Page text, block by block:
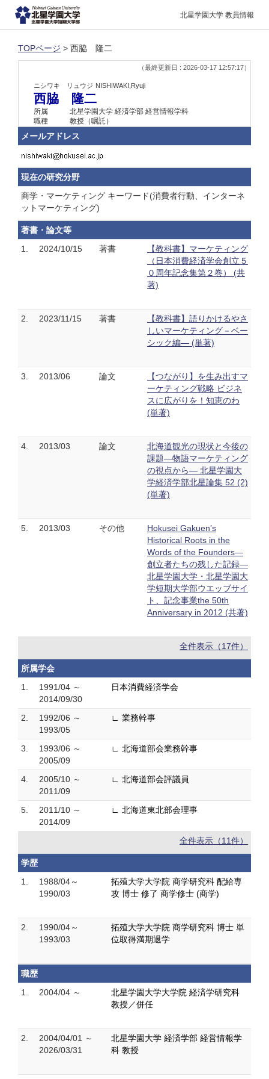
北星学園大学 教員情報
TOPページ > 西脇 隆二
（最終更新日 : 2026-03-17 12:57:17）
ニシワキ リュウジ NISHIWAKI,Ryuji
西脇 隆二
所属
北星学園大学 経済学部 経営情報学科
職種
教授（嘱託）
メールアドレス
現在の研究分野
商学・マーケティング キーワード(消費者行動、インターネ
ットマーケティング)
著書・論文等
1.
2024/10/15 著書
【教科書】マーケティング
（日本消費経済学会創立５
０周年記念集第２巻） (共
著)
2. 2023/11/15 著書
【教科書】語りかけるやさ
しいマーケティング－ベー
シック編― (単著)
3. 2013/06 論文
【つながり】を生み出すマ
ーケティング戦略 ビジネ
スに広がりを！知恵のわ
(単著)
4. 2013/03 論文
北海道観光の現状と今後の
課題―物語マーケティング
の視点から― 北星学園大
学経済学部北星論集 52 (2)
(単著)
5. 2013/03 その他
Hokusei Gakuen’s
Historical Roots in the
Words of the Founders—
創立者たちの残した記録—
北星学園大学・北星学園大
学短期大学部ウエッブサイ
ト、記念事業the 50th
Anniversary in 2012 (共著)
全件表示（17件）
所属学会
1.
1991/04 ～
2014/09/30
日本消費経済学会
2.
1992/06 ～
1993/05
∟ 業務幹事
3.
1993/06 ～
2005/09
∟ 北海道部会業務幹事
4.
2005/10 ～
2011/09
∟ 北海道部会評議員
5.
2011/10 ～
2014/09
∟ 北海道東北部会理事
全件表示（11件）
学歴
1.
1988/04～
1990/03
拓殖大学大学院 商学研究科 配給専
攻 博士 修了 商学修士 (商学)
2.
1990/04～
1993/03
拓殖大学大学院 商学研究科 博士 単
位取得満期退学
職歴
1.
2004/04 ～
北星学園大学大学院 経済学研究科
教授／併任
2.
2004/04/01 ～
2026/03/31
北星学園大学 経済学部 経営情報学
科 教授